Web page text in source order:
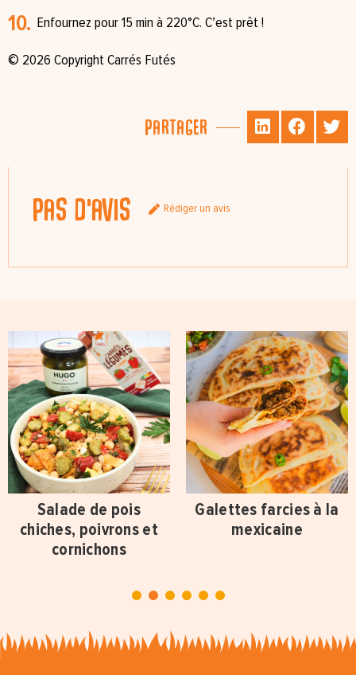
Enfournez pour 15 min à 220°C. C’est prêt !⁠
© 2026 Copyright Carrés Futés
Partager
Pas d'avis Rédiger un avis
Salade de pois
chiches, poivrons et
cornichons
Galettes farcies à la
mexicaine
3 4 5 6